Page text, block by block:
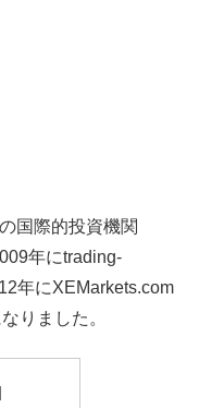
国際的投資機関
年にtrading-
年にXEMarkets.com
りました。